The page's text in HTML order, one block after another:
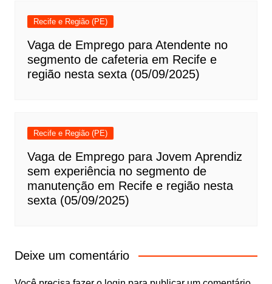
Recife e Região (PE)
Vaga de Emprego para Atendente no
segmento de cafeteria em Recife e
região nesta sexta (05/09/2025)
Recife e Região (PE)
Vaga de Emprego para Jovem Aprendiz
sem experiência no segmento de
manutenção em Recife e região nesta
sexta (05/09/2025)
Deixe um comentário